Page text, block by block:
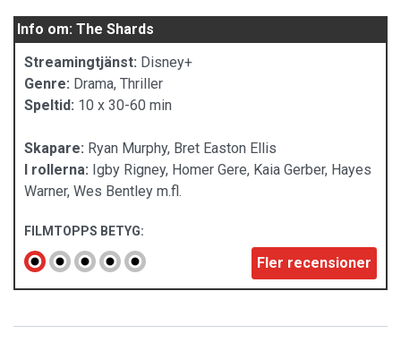
Info om: The Shards
Streamingtjänst: Disney+
Genre: Drama, Thriller
Speltid: 10 x 30-60 min
Skapare: Ryan Murphy, Bret Easton Ellis
I rollerna: Igby Rigney, Homer Gere, Kaia Gerber, Hayes
Warner, Wes Bentley m.fl.
FILMTOPPS BETYG:
Fler recensioner